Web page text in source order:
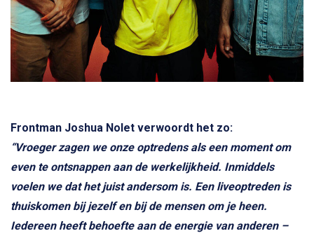
Frontman Joshua Nolet verwoordt het zo:
“Vroeger zagen we onze optredens als een moment om
even te ontsnappen aan de werkelijkheid. Inmiddels
voelen we dat het juist andersom is. Een liveoptreden is
thuiskomen bij jezelf en bij de mensen om je heen.
Iedereen heeft behoefte aan de energie van anderen –